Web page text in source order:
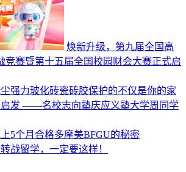
焕新升级，第九届全国高
竞赛暨第十五届全国校园财会大赛正式启
强力玻化砖瓷砖胶保护的不仅是你的家
启发 ——名校志向塾庆应义塾大学周同学
5个月合格多摩美BFGU的秘密
战留学，一定要这样！